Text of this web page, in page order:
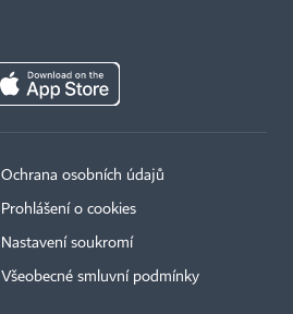
Ochrana osobních údajů
Prohlášení o cookies
Nastavení soukromí
Všeobecné smluvní podmínky